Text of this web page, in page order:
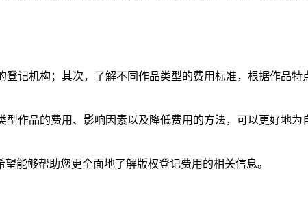
记机构；其次，了解不同作品类型的费用标准，根据作品
作品的费用、影响因素以及降低费用的方法，可以更好地
能够帮助您更全面地了解版权登记费用的相关信息。